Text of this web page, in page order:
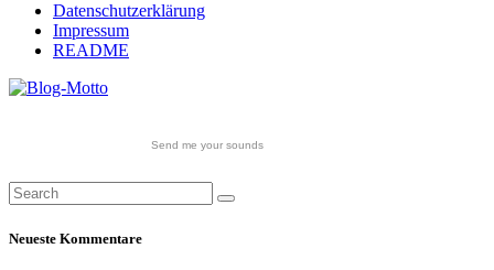
Datenschutzerklärung
Impressum
README
Send me your sounds
Neueste Kommentare